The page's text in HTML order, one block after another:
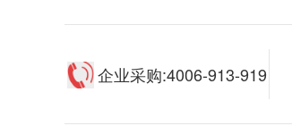
企业采购:4006-913-919